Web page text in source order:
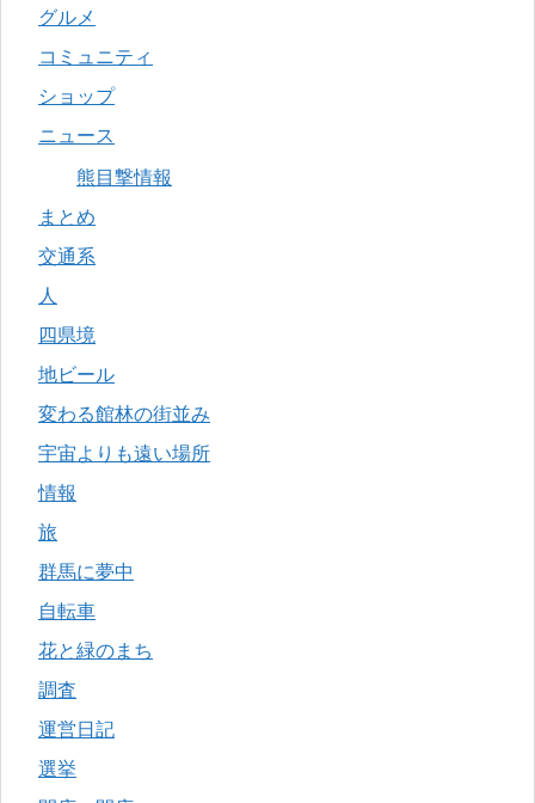
グルメ
コミュニティ
ショップ
ニュース
熊目撃情報
まとめ
交通系
人
四県境
地ビール
変わる館林の街並み
宇宙よりも遠い場所
情報
旅
群馬に夢中
自転車
花と緑のまち
調査
運営日記
選挙